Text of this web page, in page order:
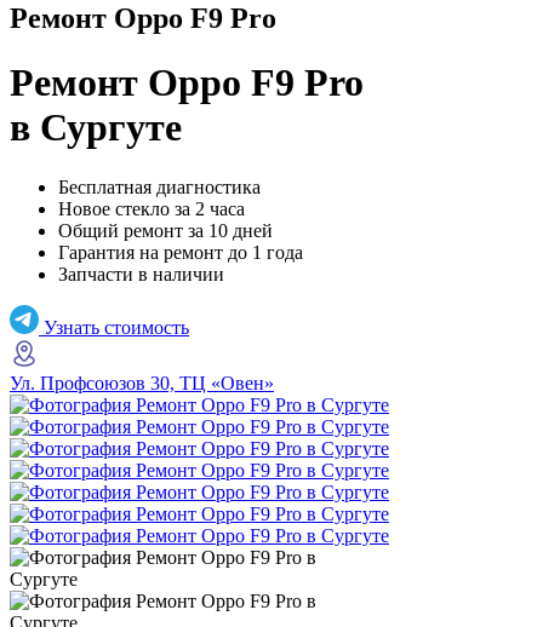
Ремонт Oppo F9 Pro
Ремонт Oppo F9 Pro
в Сургуте
Бесплатная диагностика
Новое стекло за 2 часа
Общий ремонт за 10 дней
Гарантия на ремонт до 1 года
Запчасти в наличии
Узнать стоимость
Ул. Профсоюзов 30, ТЦ «Овен»